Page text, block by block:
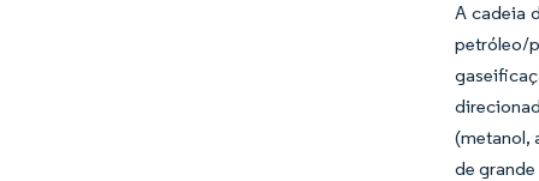
A cadeia
petróleo/
(metanol,
de